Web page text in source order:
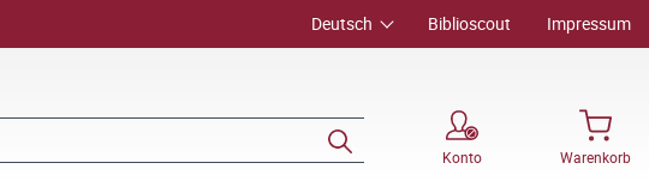
Deutsch Biblioscout Impressum
Konto Warenkorb